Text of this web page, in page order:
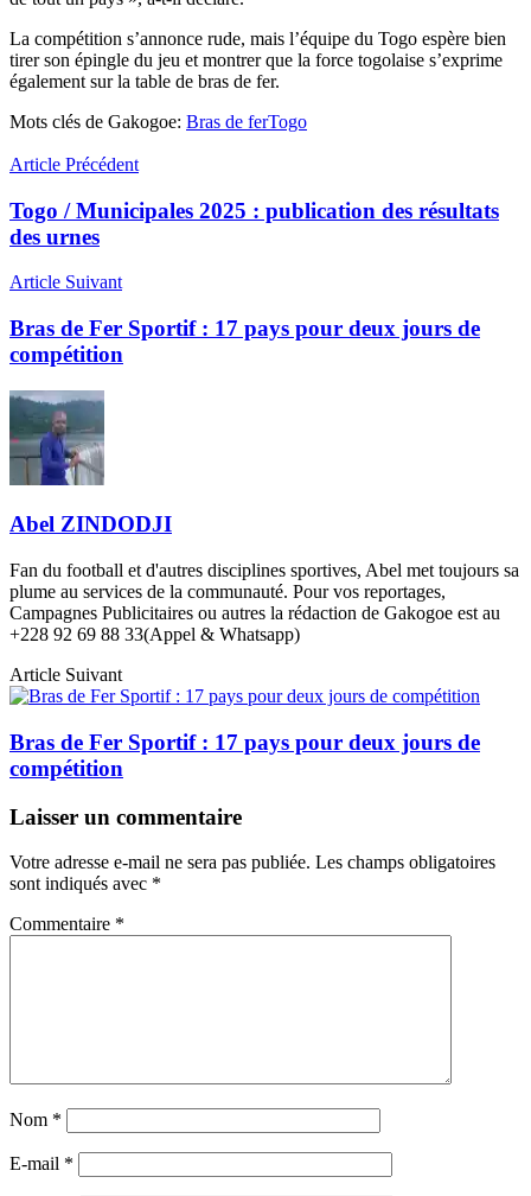
La compétition s’annonce rude, mais l’équipe du Togo espère bien
tirer son épingle du jeu et montrer que la force togolaise s’exprime
également sur la table de bras de fer.
Mots clés de Gakogoe: Bras de ferTogo
Article Précédent
Togo / Municipales 2025 : publication des résultats
des urnes
Article Suivant
Bras de Fer Sportif : 17 pays pour deux jours de
compétition
Abel ZINDODJI
Fan du football et d'autres disciplines sportives, Abel met toujours sa
plume au services de la communauté. Pour vos reportages,
Campagnes Publicitaires ou autres la rédaction de Gakogoe est au
+228 92 69 88 33(Appel & Whatsapp)
Article Suivant
Bras de Fer Sportif : 17 pays pour deux jours de
compétition
Laisser un commentaire
Votre adresse e-mail ne sera pas publiée. Les champs obligatoires
sont indiqués avec *
Commentaire *
Nom *
E-mail *